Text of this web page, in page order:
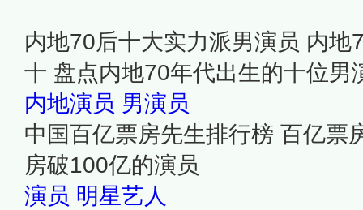
内地70后十大实力派男演员 内地
十 盘点内地70年代出生的十位男
内地演员 男演员
中国百亿票房先生排行榜 百亿票
房破100亿的演员
演员 明星艺人